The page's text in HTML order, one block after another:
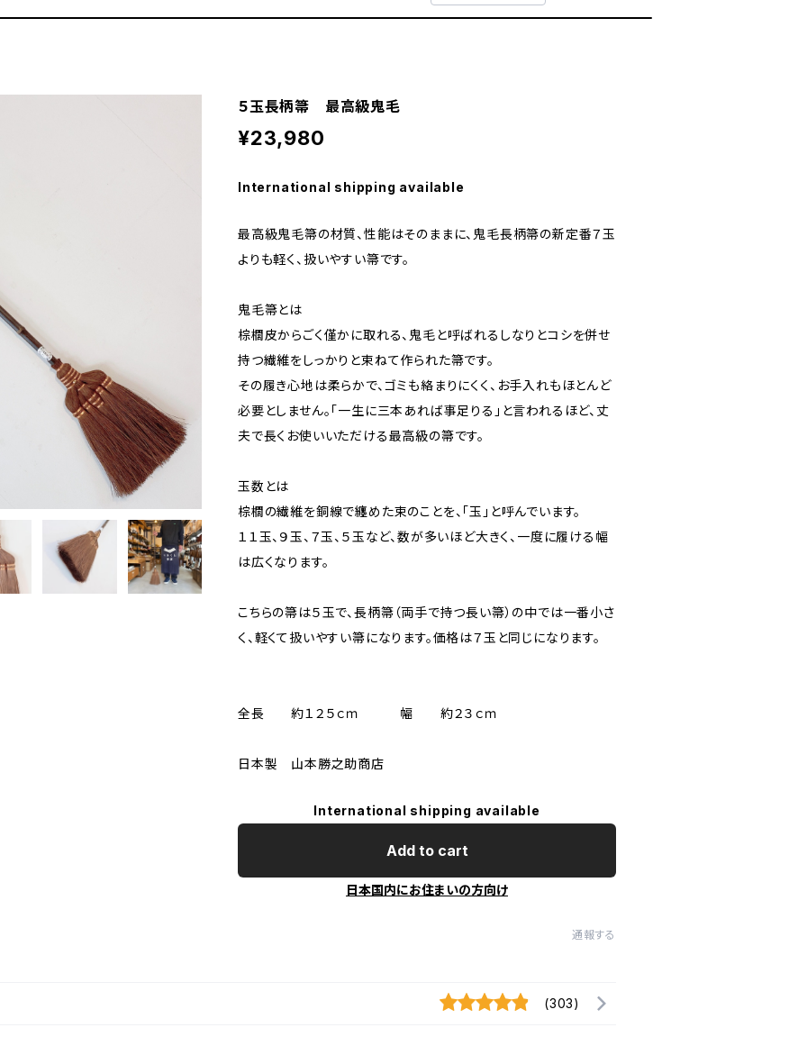
５玉長柄箒 最高級鬼毛
¥23,980
International shipping available
最高級鬼毛箒の材質、性能はそのままに、鬼毛長柄箒の新定番７玉
よりも軽く、扱いやすい箒です。
鬼毛箒とは
棕櫚皮からごく僅かに取れる、鬼毛と呼ばれるしなりとコシを併せ
持つ繊維をしっかりと束ねて作られた箒です。
その履き心地は柔らかで、ゴミも絡まりにくく、お手入れもほとんど
必要としません。「一生に三本あれば事足りる」と言われるほど、丈
夫で長くお使いいただける最高級の箒です。
玉数とは
棕櫚の繊維を銅線で纏めた束のことを、「玉」と呼んでいます。
１１玉、９玉、７玉、５玉など、数が多いほど大きく、一度に履ける幅
は広くなります。
こちらの箒は５玉で、長柄箒（両手で持つ長い箒）の中では一番小さ
く、軽くて扱いやすい箒になります。価格は７玉と同じになります。
全長 約１２５ｃｍ 幅 約２３ｃｍ
日本製 山本勝之助商店
International shipping available
Add to cart
日本国内にお住まいの方向け
通報する
(303)